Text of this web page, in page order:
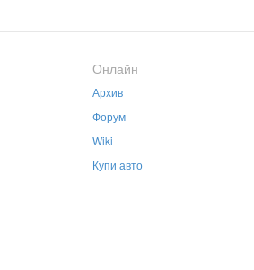
Онлайн
Архив
Форум
Wiki
Купи авто